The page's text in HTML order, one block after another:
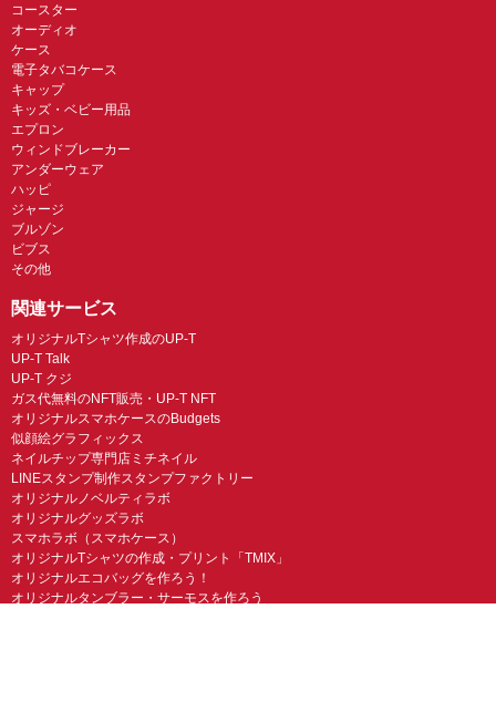
コースター
オーディオ
ケース
電子タバコケース
キャップ
キッズ・ベビー用品
エプロン
ウィンドブレーカー
アンダーウェア
ハッピ
ジャージ
ブルゾン
ビブス
その他
関連サービス
オリジナルTシャツ作成のUP-T
UP-T Talk
UP-T クジ
ガス代無料のNFT販売・UP-T NFT
オリジナルスマホケースのBudgets
似顔絵グラフィックス
ネイルチップ専門店ミチネイル
LINEスタンプ制作スタンプファクトリー
オリジナルノベルティラボ
オリジナルグッズラボ
スマホラボ（スマホケース）
オリジナルTシャツの作成・プリント「TMIX」
オリジナルエコバッグを作ろう！
オリジナルタンブラー・サーモスを作ろう